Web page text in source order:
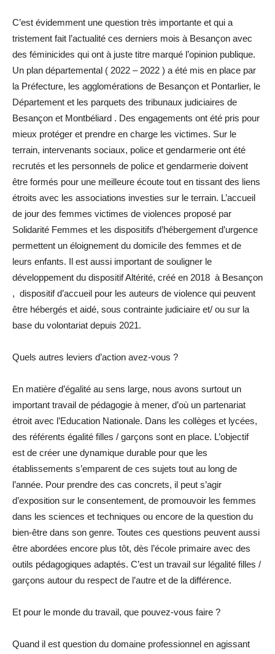
C’est évidemment une question très importante et qui a
tristement fait l’actualité ces derniers mois à Besançon avec
des féminicides qui ont à juste titre marqué l’opinion publique.
Un plan départemental ( 2022 – 2022 ) a été mis en place par
la Préfecture, les agglomérations de Besançon et Pontarlier, le
Département et les parquets des tribunaux judiciaires de
Besançon et Montbéliard . Des engagements ont été pris pour
mieux protéger et prendre en charge les victimes. Sur le
terrain, intervenants sociaux, police et gendarmerie ont été
recrutés et les personnels de police et gendarmerie doivent
être formés pour une meilleure écoute tout en tissant des liens
étroits avec les associations investies sur le terrain. L’accueil
de jour des femmes victimes de violences proposé par
Solidarité Femmes et les dispositifs d’hébergement d’urgence
permettent un éloignement du domicile des femmes et de
leurs enfants. Il est aussi important de souligner le
développement du dispositif Altérité, créé en 2018 à Besançon
, dispositif d’accueil pour les auteurs de violence qui peuvent
être hébergés et aidé, sous contrainte judiciaire et/ ou sur la
base du volontariat depuis 2021.
Quels autres leviers d’action avez-vous ?
En matière d’égalité au sens large, nous avons surtout un
important travail de pédagogie à mener, d’où un partenariat
étroit avec l’Education Nationale. Dans les collèges et lycées,
des référents égalité filles / garçons sont en place. L’objectif
est de créer une dynamique durable pour que les
établissements s’emparent de ces sujets tout au long de
l’année. Pour prendre des cas concrets, il peut s’agir
d’exposition sur le consentement, de promouvoir les femmes
dans les sciences et techniques ou encore de la question du
bien-être dans son genre. Toutes ces questions peuvent aussi
être abordées encore plus tôt, dès l’école primaire avec des
outils pédagogiques adaptés. C’est un travail sur légalité filles /
garçons autour du respect de l’autre et de la différence.
Et pour le monde du travail, que pouvez-vous faire ?
Quand il est question du domaine professionnel en agissant